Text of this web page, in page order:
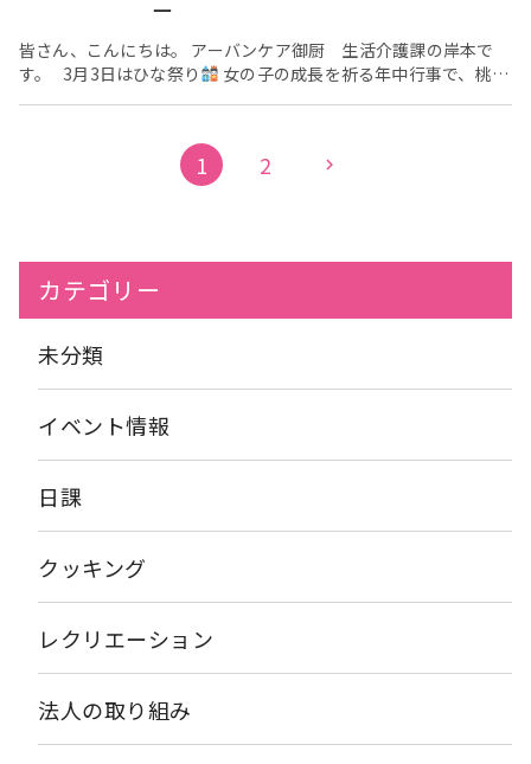
す。 花には心を癒し、和ませてくれる効果があるようですね。
つぼみも日に日に膨らんできています。 ご入居者様との会話もい
っぱい咲きますように♬
を紙で優しく巻き、防虫剤と一緒に箱にしまっていきます。 ま
た、装飾品を含めて、小さなパーツも沢山ありますが、それぞれ
くれていた台も電動ドライバーで解体し、来年の為に倉庫へ片付
けてしまうのは、名残惜しい気もしますが、沢山の利用者様に見
ように、これからの1年も元気でお過ごし頂きたいと思います。
ー
皆さん、こんにちは。 アーバンケア御厨 生活介護課の岸本で
す。 3月3日はひな祭り
女の子の成長を祈る年中行事で、桃の
りますが、平安時代の京都で、貴族の遊びとして行われていたも
のからだというお話しもあります。 ひな祭りの日のご馳走と言
えば、ちらし寿司と蛤のお吸い物ですよね。 ちらし寿司は色々な
と合う生涯のパートナーと出会い、一生を添い遂げられますよう
にという願いがそれぞれ込められているそうです。 アーバンケ
色、卵の黄色など、色とりどりで春らしいお寿司です。 この日
災いを遠ざけるという意味でも出来るだけ早く片付けた方が良い
を眺められていた方もいらっしゃいました。 来年もまた可愛いお
1 2 chevron_right
カテゴリー
未分類
イベント情報
日課
クッキング
レクリエーション
法人の取り組み